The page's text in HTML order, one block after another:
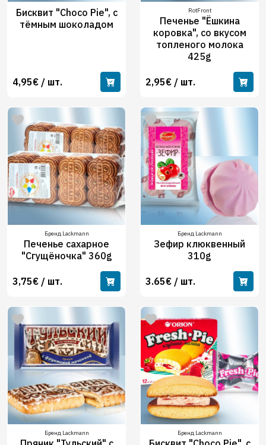
Бисквит "Choco Pie", с
тёмным шоколадом
4,95€ / шт.
RotFront
Печенье "Ёшкина
коровка", со вкусом
топленого молока
425g
2,95€ / шт.
Бренд Lackmann
Печенье сахарное
"Сгущёночка" 360g
3,75€ / шт.
Бренд Lackmann
Зефир клюквенный
310g
3.65€ / шт.
Бренд Lackmann Бренд Lackmann